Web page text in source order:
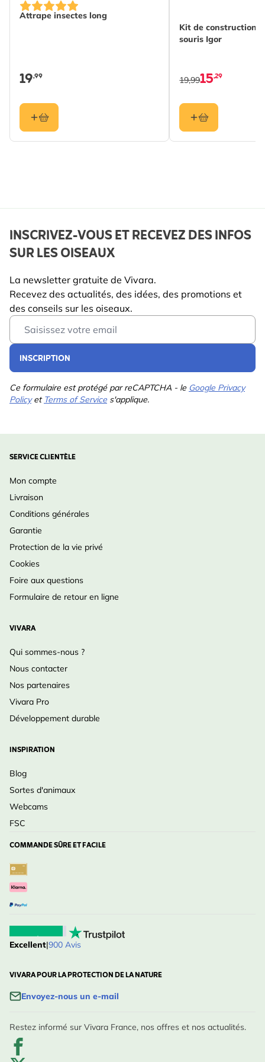
Attrape insectes long
19,99
Kit de construction
souris Igor
15,29
19,99
INSCRIVEZ-VOUS ET RECEVEZ DES INFOS
SUR LES OISEAUX
La newsletter gratuite de Vivara.
Recevez des actualités, des idées, des promotions et
des conseils sur les oiseaux.
Email Address
INSCRIPTION
Ce formulaire est protégé par reCAPTCHA - le Google Privacy
Policyet Terms of Service s'applique.
SERVICE CLIENTÈLE
Mon compte
Livraison
Conditions générales
Garantie
Protection de la vie privé
Cookies
Foire aux questions
Formulaire de retour en ligne
VIVARA
Qui sommes-nous ?
Nous contacter
Nos partenaires
Vivara Pro
Développement durable
INSPIRATION
Blog
Sortes d'animaux
Webcams
FSC
COMMANDE SÛRE ET FACILE
Excellent|900 Avis
VIVARA POUR LA PROTECTION DE LA NATURE
Envoyez-nous un e-mail
Restez informé sur Vivara France, nos offres et nos actualités.